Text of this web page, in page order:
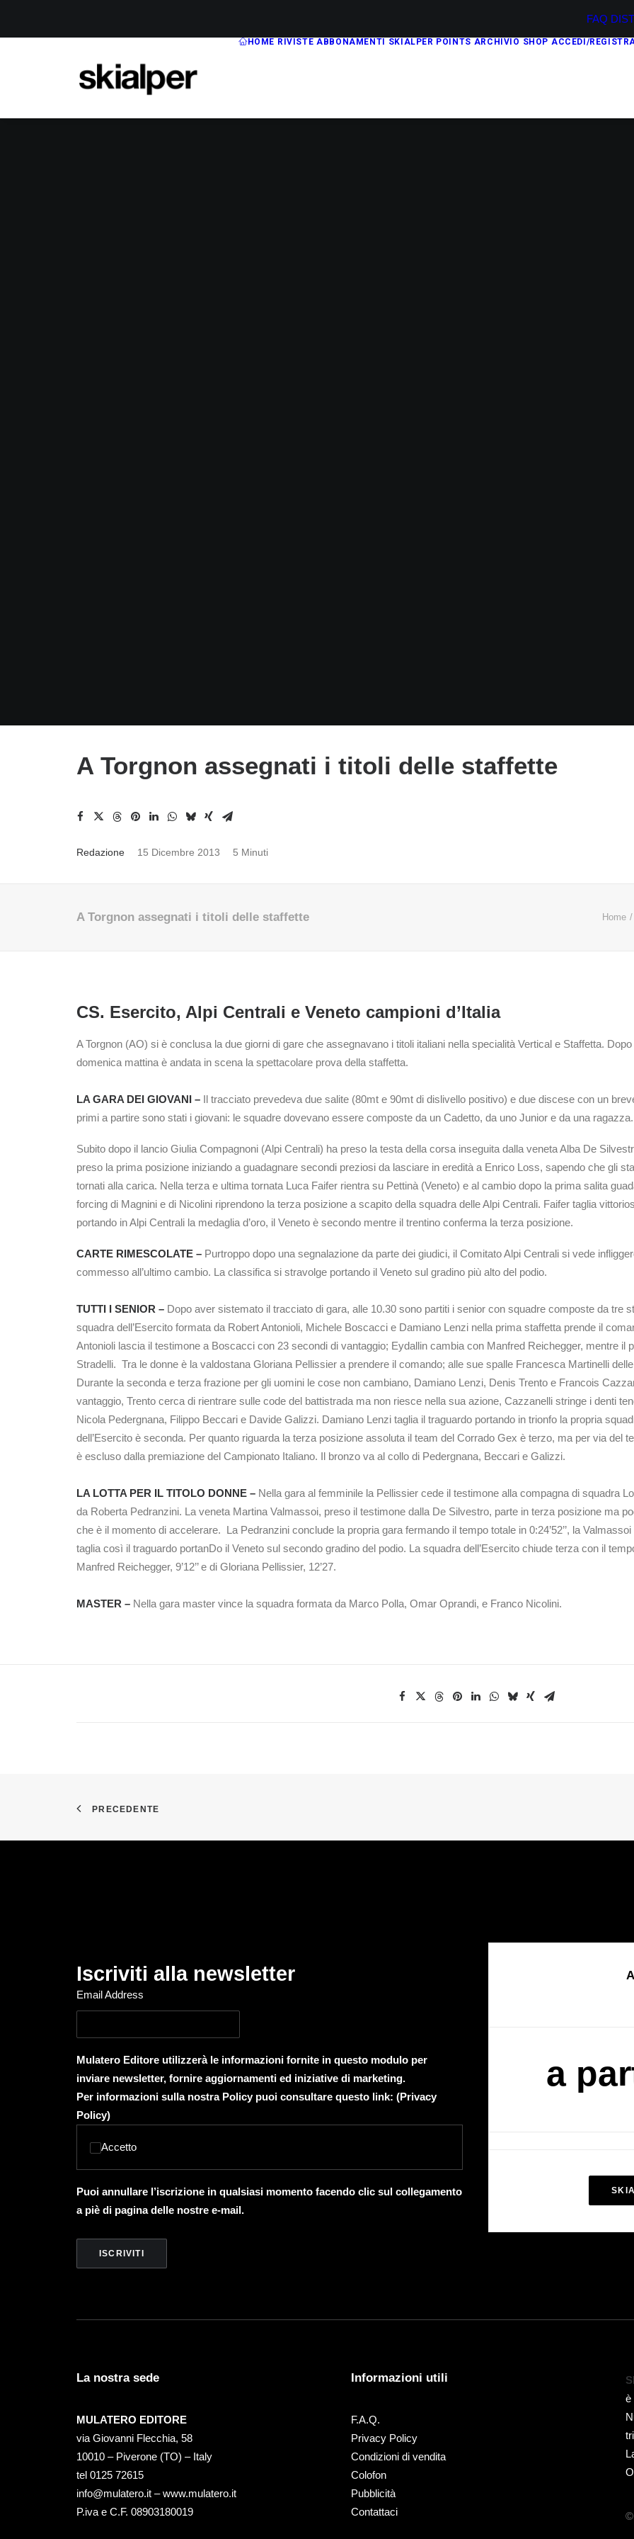
FAQ
HOME RIVISTE ABBONAMENTI SKIALPER POINTS ARCHIVIO SHOP ACCEDI/
A Torgnon assegnati i titoli delle staffette
Redazione 15 Dicembre 2013 5 Minuti
A Torgnon assegnati i titoli delle staffette Home
CS. Esercito, Alpi Centrali e Veneto campioni d’Italia
A Torgnon (AO) si è conclusa la due giorni di gare che assegnavano i titoli italiani nella specialità Vertical e Staffetta.
domenica mattina è andata in scena la spettacolare prova della staffetta.
LA GARA DEI GIOVANI – Il tracciato prevedeva due salite (80mt e 90mt di dislivello positivo) e due discese con un
primi a partire sono stati i giovani: le squadre dovevano essere composte da un Cadetto, da uno Junior e da una ragazza.
Subito dopo il lancio Giulia Compagnoni (Alpi Centrali) ha preso la testa della corsa inseguita dalla veneta Alba De
preso la prima posizione iniziando a guadagnare secondi preziosi da lasciare in eredità a Enrico Loss, sapendo che gli
tornati alla carica. Nella terza e ultima tornata Luca Faifer rientra su Pettinà (Veneto) e al cambio dopo la prima salita
forcing di Magnini e di Nicolini riprendono la terza posizione a scapito della squadra delle Alpi Centrali. Faifer taglia
portando in Alpi Centrali la medaglia d’oro, il Veneto è secondo mentre il trentino conferma la terza posizione.
CARTE RIMESCOLATE – Purtroppo dopo una segnalazione da parte dei giudici, il Comitato Alpi Centrali si vede
commesso all’ultimo cambio. La classifica si stravolge portando il Veneto sul gradino più alto del podio.
TUTTI I SENIOR – Dopo aver sistemato il tracciato di gara, alle 10.30 sono partiti i senior con squadre composte da tre
squadra dell’Esercito formata da Robert Antonioli, Michele Boscacci e Damiano Lenzi nella prima staffetta prende il
Antonioli lascia il testimone a Boscacci con 23 secondi di vantaggio; Eydallin cambia con Manfred Reichegger, mentre il
Stradelli. Tra le donne è la valdostana Gloriana Pellissier a prendere il comando; alle sue spalle Francesca Martinelli
Durante la seconda e terza frazione per gli uomini le cose non cambiano, Damiano Lenzi, Denis Trento e Francois
vantaggio, Trento cerca di rientrare sulle code del battistrada ma non riesce nella sua azione, Cazzanelli stringe i denti
Nicola Pedergnana, Filippo Beccari e Davide Galizzi. Damiano Lenzi taglia il traguardo portando in trionfo la propria
dell’Esercito è seconda. Per quanto riguarda la terza posizione assoluta il team del Corrado Gex è terzo, ma per via del
è escluso dalla premiazione del Campionato Italiano. Il bronzo va al collo di Pedergnana, Beccari e Galizzi.
LA LOTTA PER IL TITOLO DONNE – Nella gara al femminile la Pellissier cede il testimone alla compagna di squadra
da Roberta Pedranzini. La veneta Martina Valmassoi, preso il testimone dalla De Silvestro, parte in terza posizione ma
che è il momento di accelerare. La Pedranzini conclude la propria gara fermando il tempo totale in 0:24’52’’, la
taglia così il traguardo portanDo il Veneto sul secondo gradino del podio. La squadra dell’Esercito chiude terza con il
Manfred Reichegger, 9’12’’ e di Gloriana Pellissier, 12’27.
MASTER – Nella gara master vince la squadra formata da Marco Polla, Omar Oprandi, e Franco Nicolini.
PRECEDENTE
Iscriviti alla newsletter
Email Address
Mulatero Editore utilizzerà le informazioni fornite in questo modulo per
inviare newsletter, fornire aggiornamenti ed iniziative di marketing.
Per informazioni sulla nostra Policy puoi consultare questo link: (Privacy
Policy)
Accetto
Puoi annullare l’iscrizione in qualsiasi momento facendo clic sul collegamento
a piè di pagina delle nostre e-mail.
a
La nostra sede
MULATERO EDITORE
via Giovanni Flecchia, 58
10010 – Piverone (TO) – Italy
tel ‭0125 72615‬
info@mulatero.it –www.mulatero.it
P.iva e C.F. 08903180019
Informazioni utili
F.A.Q.
Privacy Policy
Condizioni di vendita
Colofon
Pubblicità
Contattaci
è
©